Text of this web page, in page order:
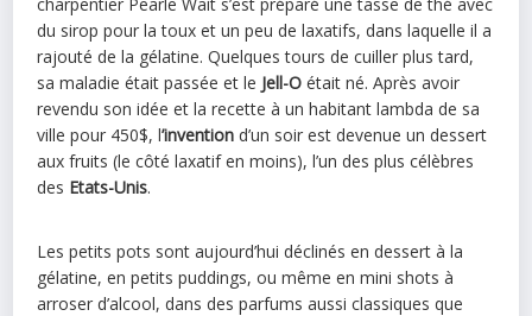
du sirop pour la toux et un peu de laxatifs, dans laquelle il a
rajouté de la gélatine. Quelques tours de cuiller plus tard,
sa maladie était passée et le Jell-O était né. Après avoir
revendu son idée et la recette à un habitant lambda de sa
ville pour 450$, l’invention d’un soir est devenue un dessert
aux fruits (le côté laxatif en moins), l’un des plus célèbres
des Etats-Unis.
Les petits pots sont aujourd’hui déclinés en dessert à la
gélatine, en petits puddings, ou même en mini shots à
arroser d’alcool, dans des parfums aussi classiques que